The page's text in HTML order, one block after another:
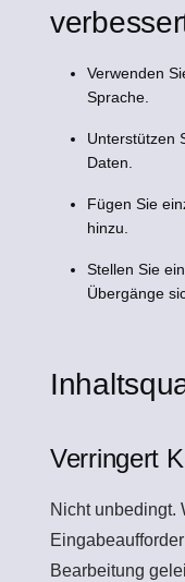
Verwenden
Sprache.
Unterstützen
Daten.
Fügen Sie
hinzu.
Stellen Sie
Übergänge
Verringert
Nicht unbedingt.
Bearbeitung